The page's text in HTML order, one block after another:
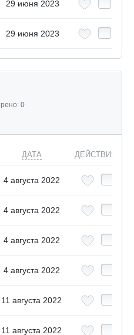
29 июня 2023
29 июня 2023
0
ДАТА ДЕЙСТВИЯ
4 августа 2022
4 августа 2022
4 августа 2022
4 августа 2022
11 августа 2022
11 августа 2022